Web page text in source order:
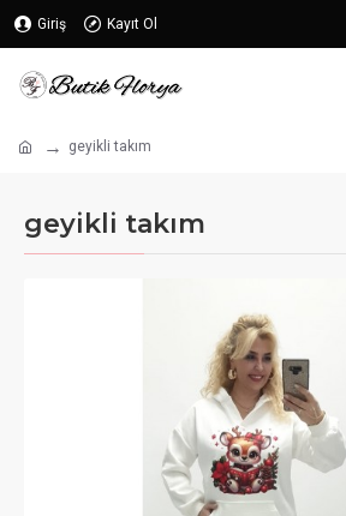
Giriş Kayıt Ol
geyikli takım
geyikli takım